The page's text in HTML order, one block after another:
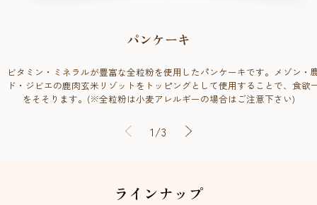
パンケーキ
ビタミン・ミネラルが豊富な全粒粉を使用したパンケーキです。メゾン・
ド・ジビエの鹿肉玄米リゾットをトッピングとして使用することで、食欲
をそそります。(※全粒粉は小麦アレルギーの場合はご注意下さい)
1/の
3
ラインナップ